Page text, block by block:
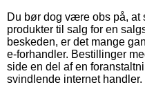
Du bør dog være obs på, at
produkter til salg for en
beskeden, er det mange
e-forhandler. Bestillinger
side en del af en
svindlende internet handler.